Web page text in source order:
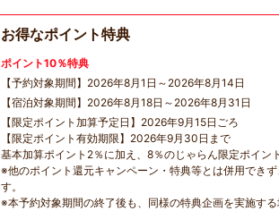
お得なポイント特典
ポイント10％特典
【予約対象期間】2026年8月1日～2026年8月14日
【宿泊対象期間】2026年8月18日～2026年8月31日
【限定ポイント加算予定日】2026年9月15日ごろ
【限定ポイント有効期限】2026年9月30日まで
基本加算ポイント2％に加え、8％のじゃらん限定ポイン
※他のポイント還元キャンペーン・特典等とは併用でき
す。
※本予約対象期間の終了後も、同様の特典企画を実施す